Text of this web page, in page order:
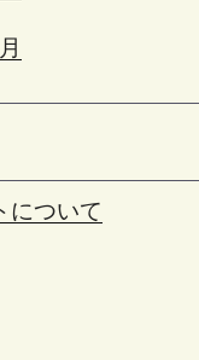
について